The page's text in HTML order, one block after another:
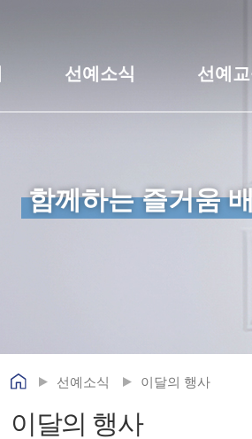
선예소식 선예
함께하는 즐거움
이달의 행사
선예소식 이달의 행사